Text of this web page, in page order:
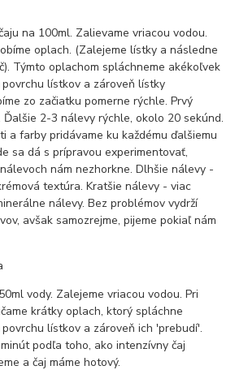
na 100ml. Zalievame vriacou vodou.
oplach. (Zalejeme lístky a následne
Týmto oplachom spláchneme akékoľvek
lístkov a zároveň lístky
zo začiatku pomerne rýchle. Prvý
2-3 nálevy rýchle, okolo 20 sekúnd.
a farby pridávame ku každému ďalšiemu
sa dá s prípravou experimentovať,
nám nezhorkne. Dlhšie nálevy -
textúra. Kratšie nálevy - viac
nálevy. Bez problémov vydrží
avšak samozrejme, pijeme pokiaľ nám
vody. Zalejeme vriacou vodou. Pri
krátky oplach, ktorý spláchne
lístkov a zároveň ich 'prebudí'.
podľa toho, ako intenzívny čaj
a čaj máme hotový.